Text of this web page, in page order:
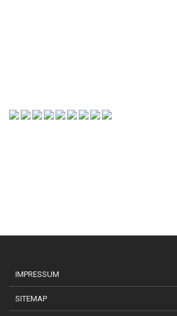
IMPRESSUM
SITEMAP